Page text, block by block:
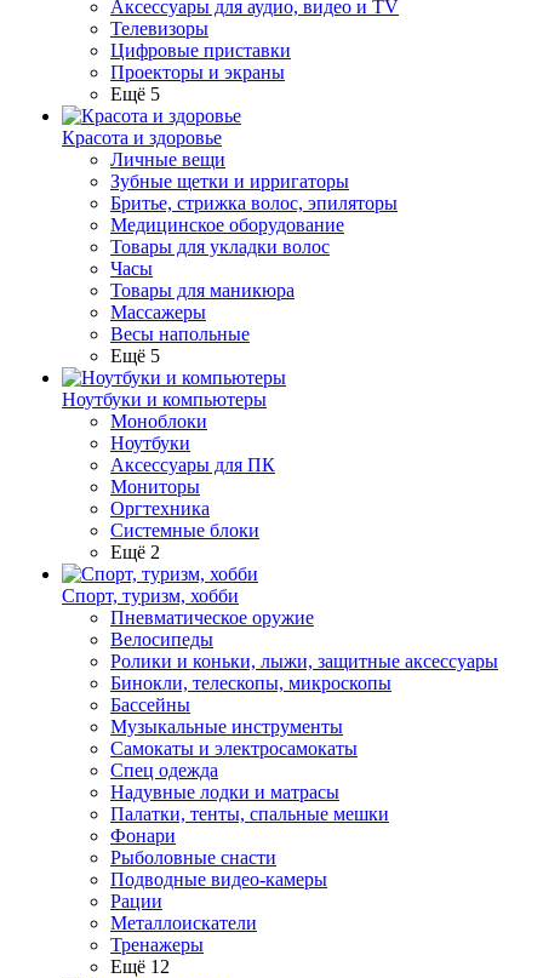
Аксессуары для аудио, видео и TV
Телевизоры
Цифровые приставки
Проекторы и экраны
Ещё 5
Красота и здоровье
Личные вещи
Зубные щетки и ирригаторы
Бритье, стрижка волос, эпиляторы
Медицинское оборудование
Товары для укладки волос
Часы
Товары для маникюра
Массажеры
Весы напольные
Ещё 5
Ноутбуки и компьютеры
Моноблоки
Ноутбуки
Аксессуары для ПК
Мониторы
Оргтехника
Системные блоки
Ещё 2
Спорт, туризм, хобби
Пневматическое оружие
Велосипеды
Ролики и коньки, лыжи, защитные аксессуары
Бинокли, телескопы, микроскопы
Бассейны
Музыкальные инструменты
Самокаты и электросамокаты
Спец одежда
Надувные лодки и матрасы
Палатки, тенты, спальные мешки
Фонари
Рыболовные снасти
Подводные видео-камеры
Рации
Металлоискатели
Тренажеры
Ещё 12